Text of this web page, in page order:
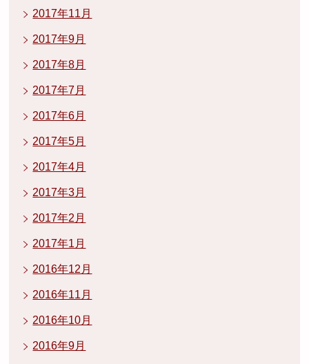
2017年11月
2017年9月
2017年8月
2017年7月
2017年6月
2017年5月
2017年4月
2017年3月
2017年2月
2017年1月
2016年12月
2016年11月
2016年10月
2016年9月